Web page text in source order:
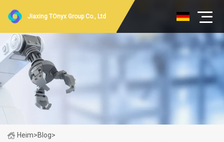
Jiaxing TOnyx Group Co., Ltd
Heim>Blog>